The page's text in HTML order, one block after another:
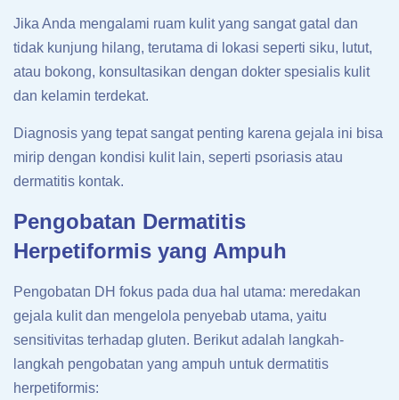
Jika Anda mengalami ruam kulit yang sangat gatal dan
tidak kunjung hilang, terutama di lokasi seperti siku, lutut,
atau bokong, konsultasikan dengan dokter spesialis kulit
dan kelamin terdekat.
Diagnosis yang tepat sangat penting karena gejala ini bisa
mirip dengan kondisi kulit lain, seperti psoriasis atau
dermatitis kontak.
Pengobatan Dermatitis
Herpetiformis yang Ampuh
Pengobatan DH fokus pada dua hal utama: meredakan
gejala kulit dan mengelola penyebab utama, yaitu
sensitivitas terhadap gluten. Berikut adalah langkah-
langkah pengobatan yang ampuh untuk dermatitis
herpetiformis: